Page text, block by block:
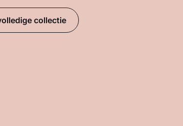
collectie